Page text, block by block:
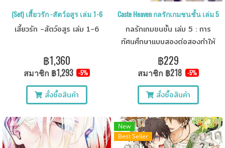
(Set) เสี้ยวรัก -สัตว์อสูร เล่ม 1-6
เสี้ยวรัก -สัตว์อสูร เล่ม 1-6
฿1,360
สมาชิก ฿1,293 -5%
สั่งซื้อสินค้า
Caste Heaven กลรักเกมชนชั้น เล่ม 5
กลรักเกมชนชั้น เล่ม 5 : การ
ทัศนศึกษาแบบสองต่อสองทำให้
ความสัมพันธ์ของพวกเขา
เปลี่ยนแปลงครั้งใหญ่...
฿229
สมาชิก ฿218 -5%
สั่งซื้อสินค้า
New
Best Seller